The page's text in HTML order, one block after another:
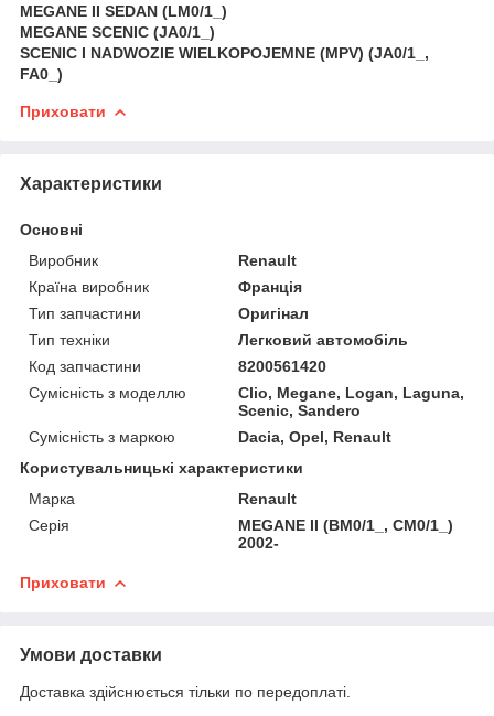
MEGANE II SEDAN (LM0/1_)
MEGANE SCENIC (JA0/1_)
SCENIC I NADWOZIE WIELKOPOJEMNE (MPV) (JA0/1_,
FA0_)
Приховати
Характеристики
Основні
Виробник
Renault
Країна виробник
Франція
Тип запчастини
Оригінал
Тип техніки
Легковий автомобіль
Код запчастини
8200561420
Сумісність з моделлю
Clio, Megane, Logan, Laguna,
Scenic, Sandero
Сумісність з маркою
Dacia, Opel, Renault
Користувальницькі характеристики
Марка
Renault
Серія
MEGANE II (BM0/1_, CM0/1_)
2002-
Приховати
Умови доставки
Доставка здійснюється тільки по передоплаті.